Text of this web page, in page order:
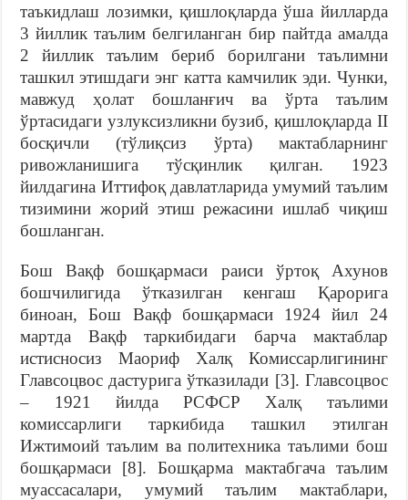
таъкидлаш лозимки, қишлоқларда ўша йилларда
3 йиллик таълим белгиланган бир пайтда амалда
2 йиллик таълим бериб борилгани таълимни
ташкил этишдаги энг катта камчилик эди. Чунки,
мавжуд ҳолат бошланғич ва ўрта таълим
ўртасидаги узлуксизликни бузиб, қишлоқларда II
босқичли (тўлиқсиз ўрта) мактабларнинг
ривожланишига тўсқинлик қилган. 1923
йилдагина Иттифоқ давлатларида умумий таълим
тизимини жорий этиш режасини ишлаб чиқиш
бошланган.
Бош Вақф бошқармаси раиси ўртоқ Ахунов
бошчилигида ўтказилган кенгаш Қарорига
биноан, Бош Вақф бошқармаси 1924 йил 24
мартда Вақф таркибидаги барча мактаблар
истисносиз Маориф Халқ Комиссарлигининг
Главсоцвос дастурига ўтказилади [3]. Главсоцвос
– 1921 йилда РСФСР Халқ таълими
комиссарлиги таркибида ташкил этилган
Ижтимоий таълим ва политехника таълими бош
бошқармаси [8]. Бошқарма мактабгача таълим
муассасалари, умумий таълим мактаблари,